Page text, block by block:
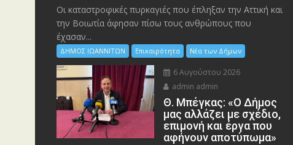
Οι καταστροφικές πυρκαγιές που έπληξαν την Αττική και
την Bοιωτία άφησαν πίσω τους ανθρώπους που
έχασαν...
ΔΗΜΟΣ ΙΩΑΝΝΙΤΩΝ Επικαιρότητα Νέα των Δήμων
6 Αυγούστου 2026
admin admin
Θ. Μπέγκας: «Ο Δήμος
μας αλλάζει με σχέδιο,
επιμονή και έργα που
αφήνουν αποτύπωμα»